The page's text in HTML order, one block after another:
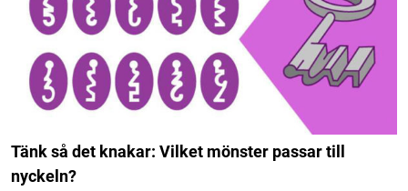
Tänk så det knakar: Vilket mönster passar till
nyckeln?